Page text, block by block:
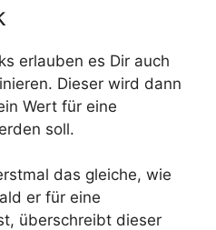
erlauben es Dir auch
Dieser wird dann
Wert für eine
soll.
das gleiche, wie
er für eine
überschreibt dieser